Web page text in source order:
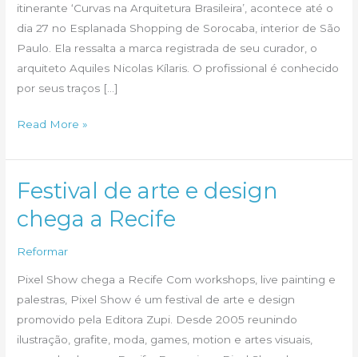
itinerante ‘Curvas na Arquitetura Brasileira’, acontece até o
dia 27 no Esplanada Shopping de Sorocaba, interior de São
Paulo. Ela ressalta a marca registrada de seu curador, o
arquiteto Aquiles Nicolas Kílaris. O profissional é conhecido
por seus traços […]
‘Arquitetura
forma
de
no
São
Paulo
Read More »
Festival de arte e design
chega a Recife
Reformar
Pixel Show chega a Recife Com workshops, live painting e
palestras, Pixel Show é um festival de arte e design
promovido pela Editora Zupi. Desde 2005 reunindo
ilustração, grafite, moda, games, motion e artes visuais,